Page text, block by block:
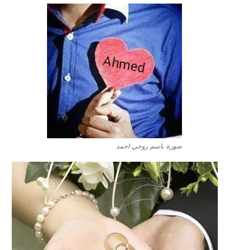
صورة باسم زوجي احمد